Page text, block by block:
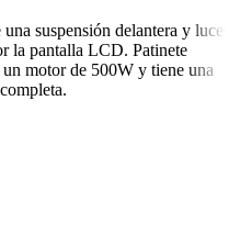
suspensión delantera y luces
la pantalla LCD. Patinete
motor de 500W y tiene una